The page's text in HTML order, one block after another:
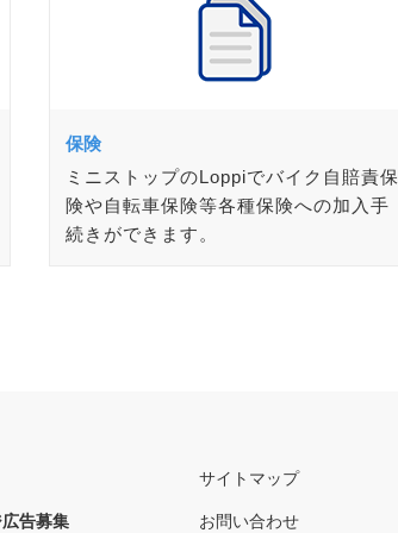
保険
ミニストップのLoppiでバイク自賠責保
険や自転車保険等各種保険への加入手
続きができます。
告募集
サイトマップ
お問い合わせ